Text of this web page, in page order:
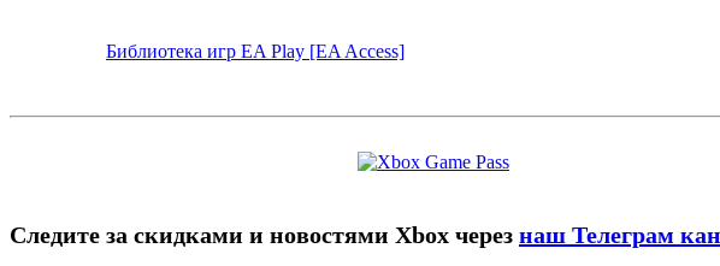
Библиотека игр EA Play [EA Access]
Следите за скидками и новостями Xbox через наш Телеграм